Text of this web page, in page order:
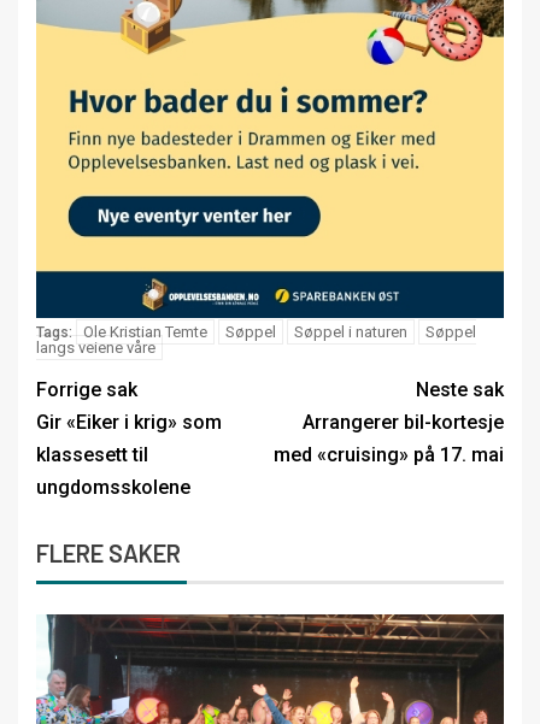
Tags: Ole Kristian Temte Søppel Søppel i naturen
Søppel
langs veiene våre
Forrige sak
Gir «Eiker i krig» som
klassesett til
ungdomsskolene
Neste sak
Arrangerer bil-kortesje
med «cruising» på 17. mai
FLERE SAKER